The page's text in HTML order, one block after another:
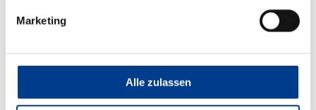
Marketing
Alle zulassen